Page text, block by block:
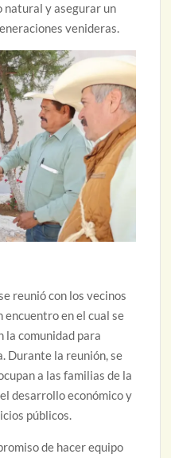
natural y asegurar un
venideras.
reunió con los vecinos
encuentro en el cual se
la comunidad para
Durante la reunión, se
a las familias de la
desarrollo económico y
públicos.
de hacer equipo